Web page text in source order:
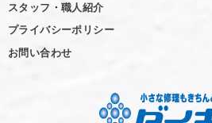
スタッフ・職人紹介
プライバシーポリシー
お問い合わせ